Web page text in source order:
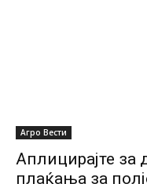
Агро Вести
Аплицирајте за
плаќања за